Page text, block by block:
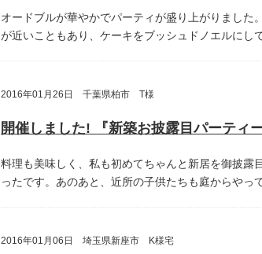
オードブルが華やかでパーティが盛り上がりました。
が近いこともあり、ケーキをブッシュドノエルにし
2016年01月26日 千葉県柏市 T様
料理も美味しく、私も初めてちゃんと新居を御披露
ったです。あのあと、近所の子供たちも庭からやっ
2016年01月06日 埼玉県新座市 K様宅